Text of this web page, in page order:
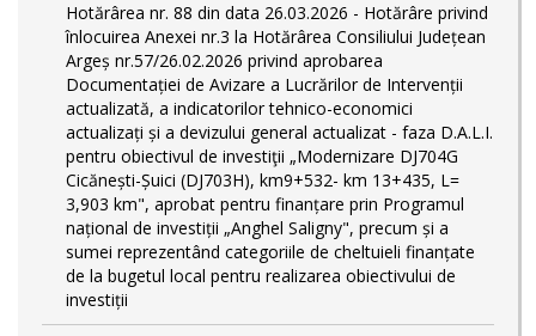
Hotărârea nr. 88 din data 26.03.2026 - Hotărâre privind
înlocuirea Anexei nr.3 la Hotărârea Consiliului Județean
Argeș nr.57/26.02.2026 privind aprobarea
Documentației de Avizare a Lucrărilor de Intervenții
actualizată, a indicatorilor tehnico-economici
actualizați și a devizului general actualizat - faza D.A.L.I.
pentru obiectivul de investiţii „Modernizare DJ704G
Cicănești-Șuici (DJ703H), km9+532- km 13+435, L=
3,903 km", aprobat pentru finanțare prin Programul
național de investiții „Anghel Saligny", precum și a
sumei reprezentând categoriile de cheltuieli finanțate
de la bugetul local pentru realizarea obiectivului de
investiții